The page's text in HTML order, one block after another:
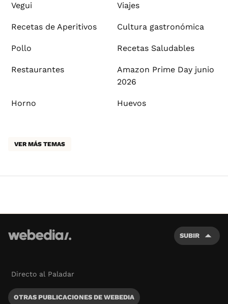
Vegui Viajes
Recetas de Aperitivos Cultura gastronómica
Pollo Recetas Saludables
Restaurantes
Amazon Prime Day junio
2026
Horno Huevos
VER MÁS TEMAS
SUBIR
Directo al Paladar
OTRAS PUBLICACIONES DE WEBEDIA